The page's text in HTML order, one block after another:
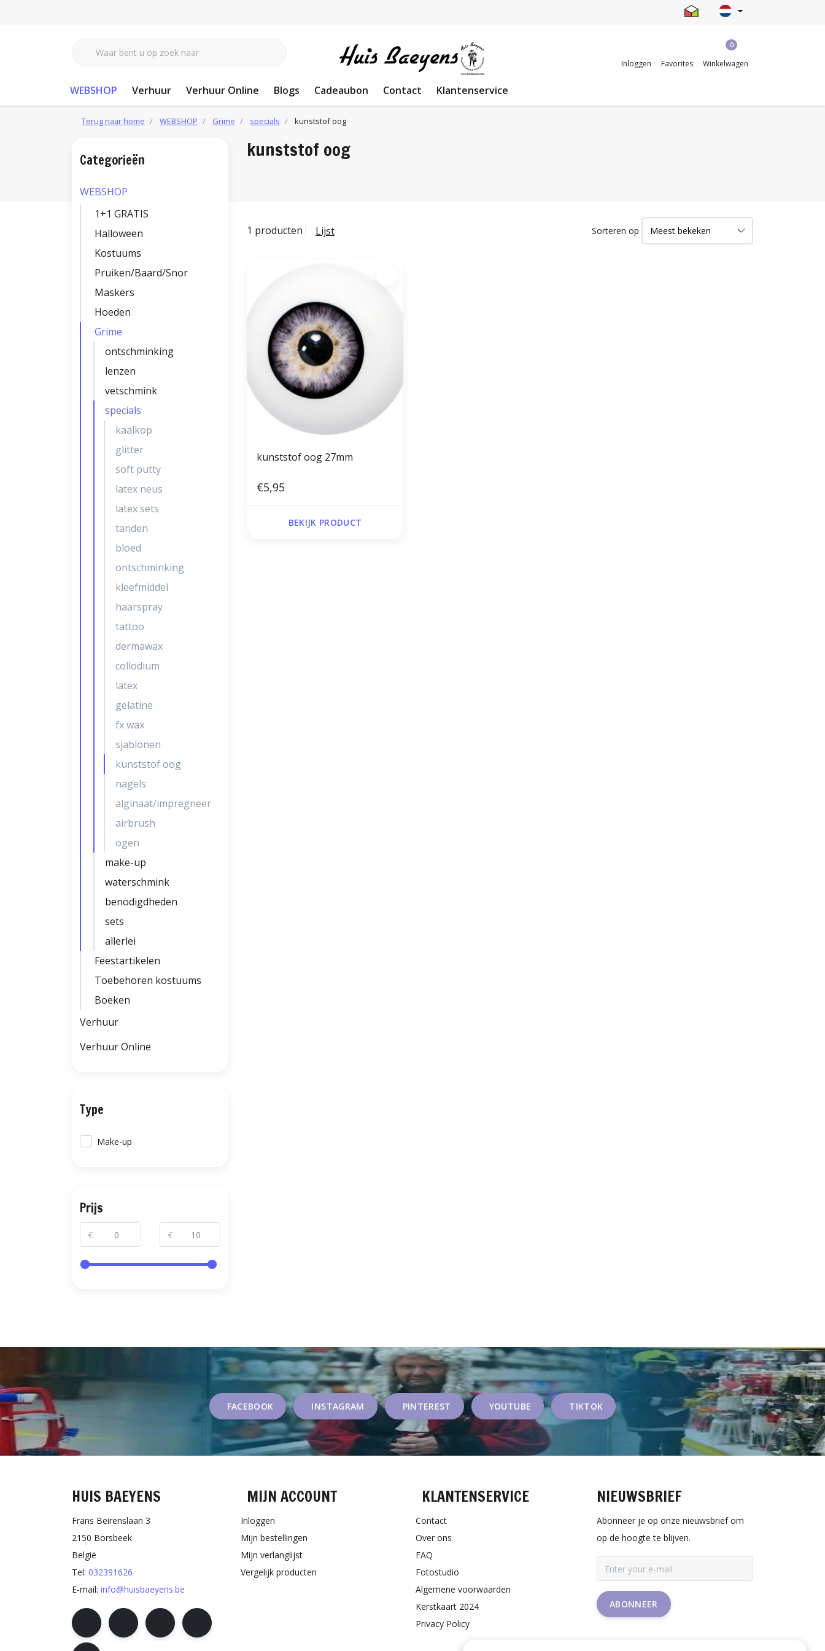
Inloggen Favorites
0
Winkelwagen
WEBSHOP Verhuur Verhuur Online Blogs Cadeaubon Contact Klantenservice
Terug naar home WEBSHOP Grime specials kunststof oog
kunststof oog
1 producten Lijst Sorteren op
kunststof oog 27mm
€5,95
BEKIJK PRODUCT
Categorieën
WEBSHOP
1+1 GRATIS
Halloween
Kostuums
Pruiken/Baard/Snor
Maskers
Hoeden
Grime
ontschminking
lenzen
vetschmink
specials
kaalkop
glitter
soft putty
latex neus
latex sets
tanden
bloed
ontschminking
kleefmiddel
haarspray
tattoo
dermawax
collodium
latex
gelatine
fx wax
sjablonen
kunststof oog
nagels
alginaat/impregneer
airbrush
ogen
make-up
waterschmink
benodigdheden
sets
allerlei
Feestartikelen
Toebehoren kostuums
Boeken
Verhuur
Verhuur Online
Type
Make-up
Prijs
€ €
FACEBOOK INSTAGRAM PINTEREST YOUTUBE TIKTOK
HUIS BAEYENS
Frans Beirenslaan 3
2150 Borsbeek
België
Tel: 032391626
E-mail: info@huisbaeyens.be
MIJN ACCOUNT
Inloggen
Mijn bestellingen
Mijn verlanglijst
Vergelijk producten
KLANTENSERVICE
Contact
Over ons
FAQ
Fotostudio
Algemene voorwaarden
Kerstkaart 2024
Privacy Policy
NIEUWSBRIEF
Abonneer je op onze nieuwsbrief om
op de hoogte te blijven.
ABONNEER